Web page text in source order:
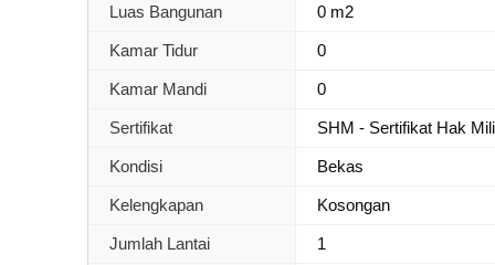
Luas Bangunan 0 m2
Kamar Tidur 0
Kamar Mandi 0
Sertifikat SHM - Sertifikat Hak
Kondisi Bekas
Kelengkapan Kosongan
Jumlah Lantai 1